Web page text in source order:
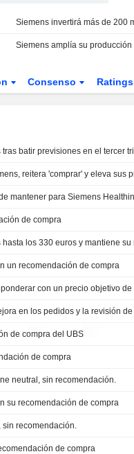
Consenso Ratings
de compra
un recomendación de compra
de compra del UBS
de compra
neutral, sin recomendación.
su recomendación de compra
sin recomendación.
de compra